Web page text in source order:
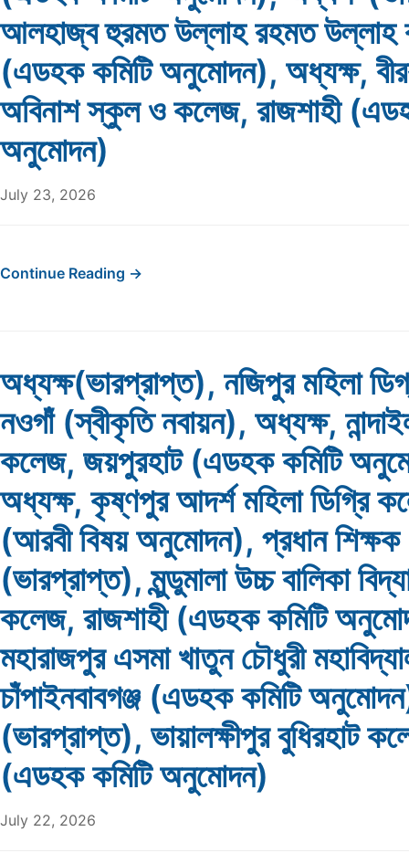
আলহাজ্ব হুরমত উল্লাহ রহমত উল্লাহ
(এডহক কমিটি অনুমোদন), অধ্যক্ষ,
অবিনাশ স্কুল ও কলেজ, রাজশাহী
অনুমোদন)
July 23, 2026
Continue Reading →
অধ্যক্ষ(ভারপ্রাপ্ত), নজিপুর মহিলা
নওগাঁ (স্বীকৃতি নবায়ন), অধ্যক্ষ,
কলেজ, জয়পুরহাট (এডহক কমিটি
অধ্যক্ষ, কৃষ্ণপুর আদর্শ মহিলা ডিগ্রি
(আরবী বিষয় অনুমোদন), প্রধান শিক্ষক
(ভারপ্রাপ্ত), মুন্ডুমালা উচ্চ বালিকা
কলেজ, রাজশাহী (এডহক কমিটি
মহারাজপুর এসমা খাতুন চৌধুরী
চাঁপাইনবাবগঞ্জ (এডহক কমিটি
(ভারপ্রাপ্ত), ভায়ালক্ষীপুর বুধিরহাট
(এডহক কমিটি অনুমোদন)
July 22, 2026